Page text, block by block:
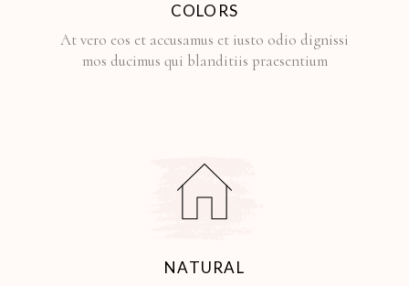
COLORS
At vero eos et accusamus et iusto odio dignissi
mos ducimus qui blanditiis praesentium
NATURAL